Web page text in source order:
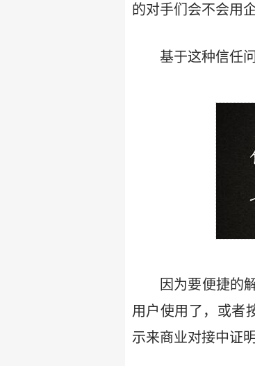
的对手们会不会用
基于这种信任
因为要便捷的
用户使用了，或者
示来商业对接中证